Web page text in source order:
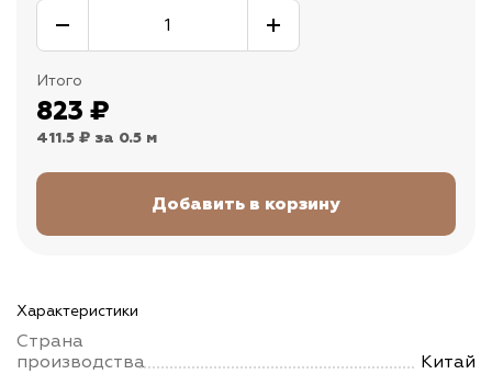
Итого
823 ₽
411.5 ₽ за 0.5 м
Характеристики
Страна
производства
Китай